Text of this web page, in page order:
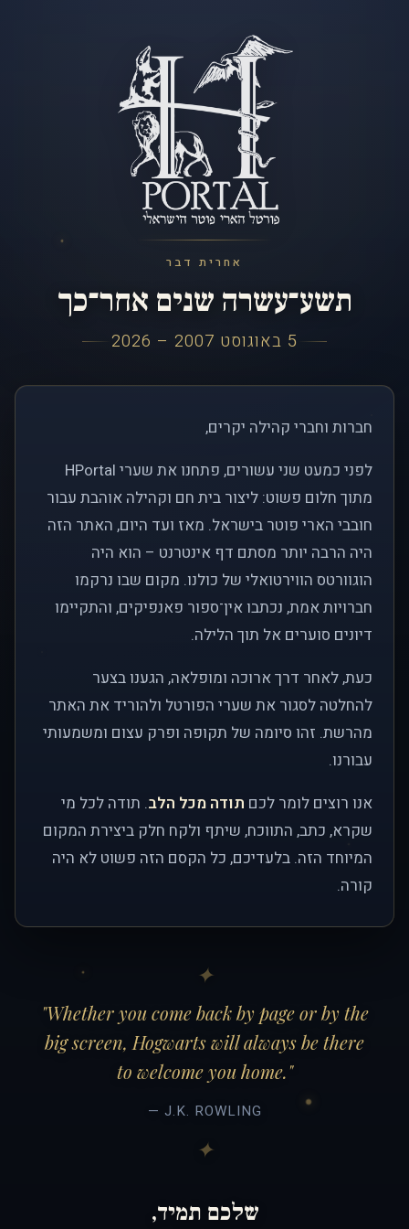
אחרית דבר
תשע־עשרה שנים אחר־כך
5 באוגוסט 2007 – 2026
חברות וחברי קהילה יקרים,
לפני כמעט שני עשורים, פתחנו את שערי HPortal
מתוך חלום פשוט: ליצור בית חם וקהילה אוהבת עבור
חובבי הארי פוטר בישראל. מאז ועד היום, האתר הזה
היה הרבה יותר מסתם דף אינטרנט – הוא היה
הוגוורטס הווירטואלי של כולנו. מקום שבו נרקמו
חברויות אמת, נכתבו אין־ספור פאנפיקים, והתקיימו
דיונים סוערים אל תוך הלילה.
כעת, לאחר דרך ארוכה ומופלאה, הגענו בצער
להחלטה לסגור את שערי הפורטל ולהוריד את האתר
מהרשת. זהו סיומה של תקופה ופרק עצום ומשמעותי
עבורנו.
אנו רוצים לומר לכם תודה מכל הלב. תודה לכל מי
שקרא, כתב, התווכח, שיתף ולקח חלק ביצירת המקום
המיוחד הזה. בלעדיכם, כל הקסם הזה פשוט לא היה
קורה.
"Whether you come back by page or by the
big screen, Hogwarts will always be there
to welcome you home."
— J.K. ROWLING
שלכם תמיד,